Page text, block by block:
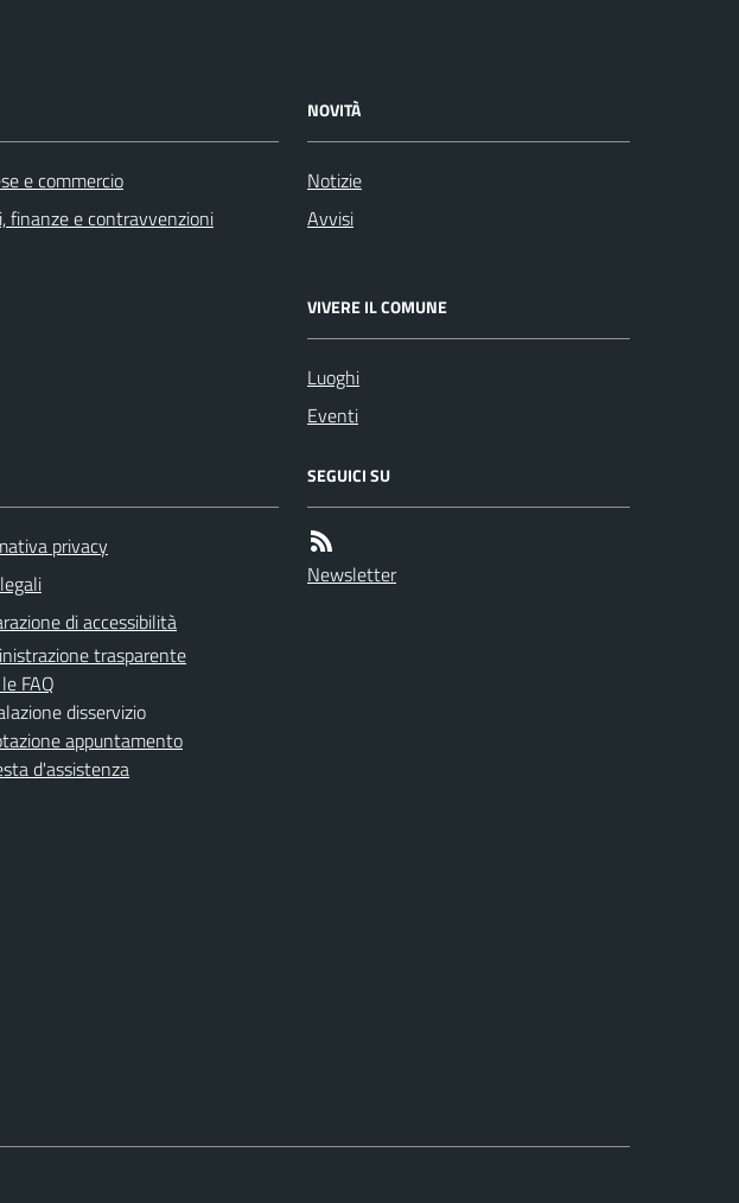
e commercio
finanze e contravvenzioni
NOVITÀ
Notizie
Avvisi
VIVERE IL COMUNE
Luoghi
Eventi
privacy
di accessibilità
trasparente
FAQ
disservizio
appuntamento
d'assistenza
SEGUICI SU
Newsletter